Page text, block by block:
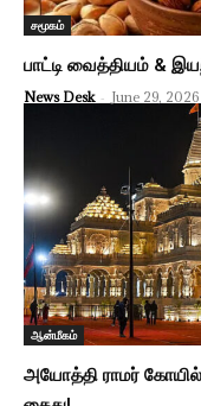
சமூகம்
பாட்டி வைத்தியம் &
News Desk - June 29, 2026
ஆன்மீகம்
அயோத்தி ராமர்